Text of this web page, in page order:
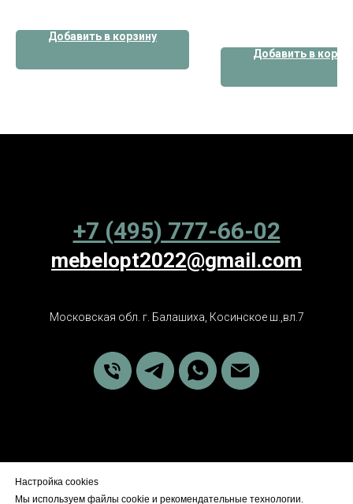
Добавить в корзину
Добавить в
+7 (495) 777-66-02
mebelopt2022@gmail.com
Московская обл. г. Балашиха, Косинское ш.,вл.7
Настройка cookies
Мы используем файлы cookie и рекомендательные технологии.